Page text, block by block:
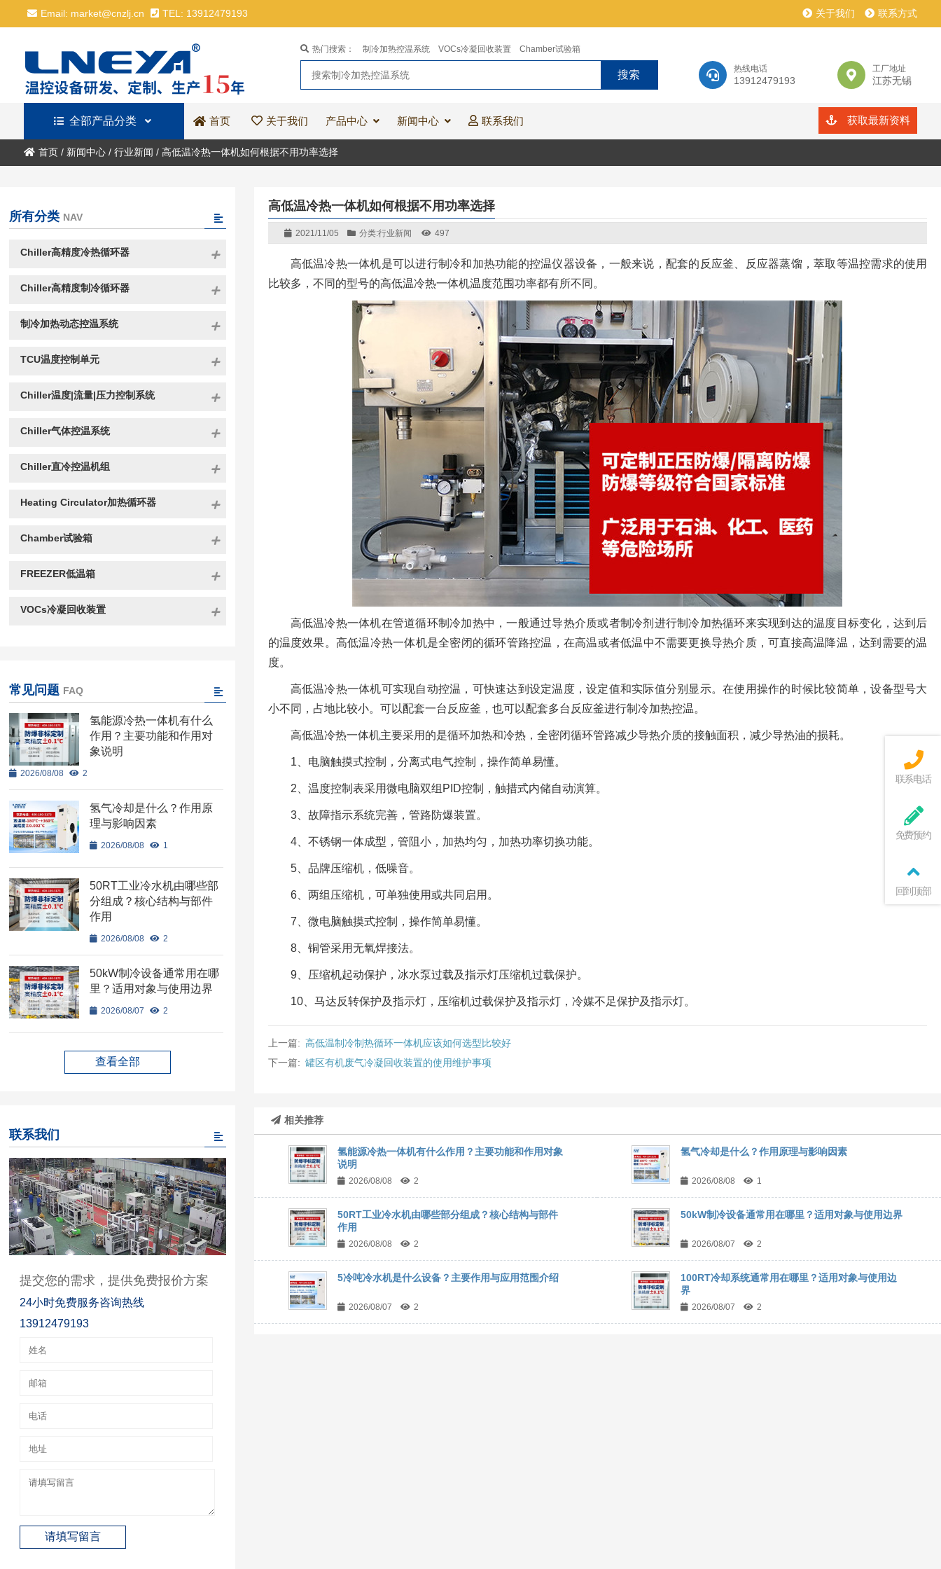
Email: market@cnzlj.cn TEL: 13912479193 关于我们 联系方式
热线电话
13912479193
工厂地址
江苏无锡
热门搜索： 制冷加热控温系统 VOCs冷凝回收装置 Chamber试验箱
全部产品分类 首页 关于我们 产品中心 新闻中心 联系我们 获取最新资料
首页/ 新闻中心/ 行业新闻 / 高低温冷热一体机如何根据不用功率选择
高低温冷热一体机如何根据不用功率选择
2021/11/05 分类:行业新闻 497
高低温冷热一体机是可以进行制冷和加热功能的控温仪器设备，一般来说，配套的反应釜、反应器蒸馏，萃取等温控需求的使用
比较多，不同的型号的高低温冷热一体机温度范围功率都有所不同。
高低温冷热一体机在管道循环制冷加热中，一般通过导热介质或者制冷剂进行制冷加热循环来实现到达的温度目标变化，达到后
的温度效果。高低温冷热一体机是全密闭的循环管路控温，在高温或者低温中不需要更换导热介质，可直接高温降温，达到需要的温
度。
高低温冷热一体机可实现自动控温，可快速达到设定温度，设定值和实际值分别显示。在使用操作的时候比较简单，设备型号大
小不同，占地比较小。可以配套一台反应釜，也可以配套多台反应釜进行制冷加热控温。
高低温冷热一体机主要采用的是循环加热和冷热，全密闭循环管路减少导热介质的接触面积，减少导热油的损耗。
1、电脑触摸式控制，分离式电气控制，操作简单易懂。
2、温度控制表采用微电脑双组PID控制，触措式内储自动演算。
3、故障指示系统完善，管路防爆装置。
4、不锈钢一体成型，管阻小，加热均匀，加热功率切换功能。
5、品牌压缩机，低噪音。
6、两组压缩机，可单独使用或共同启用。
7、微电脑触摸式控制，操作简单易懂。
8、铜管采用无氧焊接法。
9、压缩机起动保护，冰水泵过载及指示灯压缩机过载保护。
10、马达反转保护及指示灯，压缩机过载保护及指示灯，冷媒不足保护及指示灯。
上一篇: 高低温制冷制热循环一体机应该如何选型比较好
下一篇: 罐区有机废气冷凝回收装置的使用维护事项
相关推荐
氢能源冷热一体机有什么作用？主要功能和作用对象
说明
2026/08/08 2
氢气冷却是什么？作用原理与影响因素
2026/08/08 1
50RT工业冷水机由哪些部分组成？核心结构与部件
作用
2026/08/08 2
50kW制冷设备通常用在哪里？适用对象与使用边界
2026/08/07 2
5冷吨冷水机是什么设备？主要作用与应用范围介绍
2026/08/07 2
100RT冷却系统通常用在哪里？适用对象与使用边
界
2026/08/07 2
所有分类 NAV
Chiller高精度冷热循环器
Chiller高精度制冷循环器
制冷加热动态控温系统
TCU温度控制单元
Chiller温度|流量|压力控制系统
Chiller气体控温系统
Chiller直冷控温机组
Heating Circulator加热循环器
Chamber试验箱
FREEZER低温箱
VOCs冷凝回收装置
常见问题 FAQ
氢能源冷热一体机有什么
作用？主要功能和作用对
象说明
2026/08/08 2
氢气冷却是什么？作用原
理与影响因素
2026/08/08 1
50RT工业冷水机由哪些部
分组成？核心结构与部件
作用
2026/08/08 2
50kW制冷设备通常用在哪
里？适用对象与使用边界
2026/08/07 2
查看全部
联系我们
提交您的需求，提供免费报价方案
24小时免费服务咨询热线
13912479193
联系电话
免费预约
回到顶部